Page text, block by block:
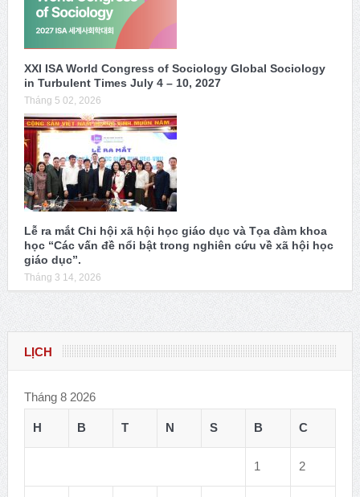
XXI ISA World Congress of Sociology Global Sociology
in Turbulent Times July 4 – 10, 2027
Tháng 5 02, 2026
Lễ ra mắt Chi hội xã hội học giáo dục và Tọa đàm khoa
học “Các vấn đề nổi bật trong nghiên cứu về xã hội học
giáo dục”.
Tháng 3 14, 2026
LỊCH
Tháng 8 2026
H B T N S B C
1 2